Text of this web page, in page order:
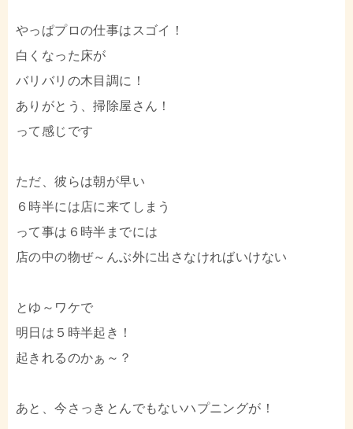
やっぱプロの仕事はスゴイ！
白くなった床が
バリバリの木目調に！
ありがとう、掃除屋さん！
って感じです
ただ、彼らは朝が早い
６時半には店に来てしまう
って事は６時半までには
店の中の物ぜ～んぶ外に出さなければいけない
とゆ～ワケで
明日は５時半起き！
起きれるのかぁ～？
あと、今さっきとんでもないハプニングが！